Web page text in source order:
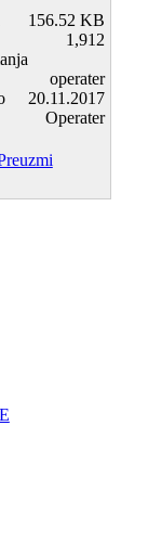
156.52 KB
1,912
operater
20.11.2017
Operater